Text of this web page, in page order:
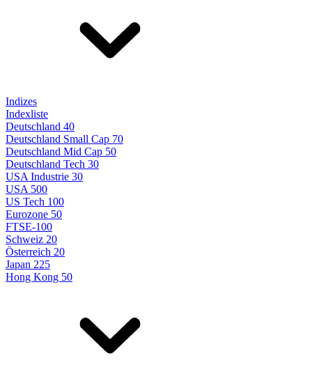
Indizes
Indexliste
Deutschland 40
Deutschland Small Cap 70
Deutschland Mid Cap 50
Deutschland Tech 30
USA Industrie 30
USA 500
US Tech 100
Eurozone 50
FTSE-100
Schweiz 20
Österreich 20
Japan 225
Hong Kong 50